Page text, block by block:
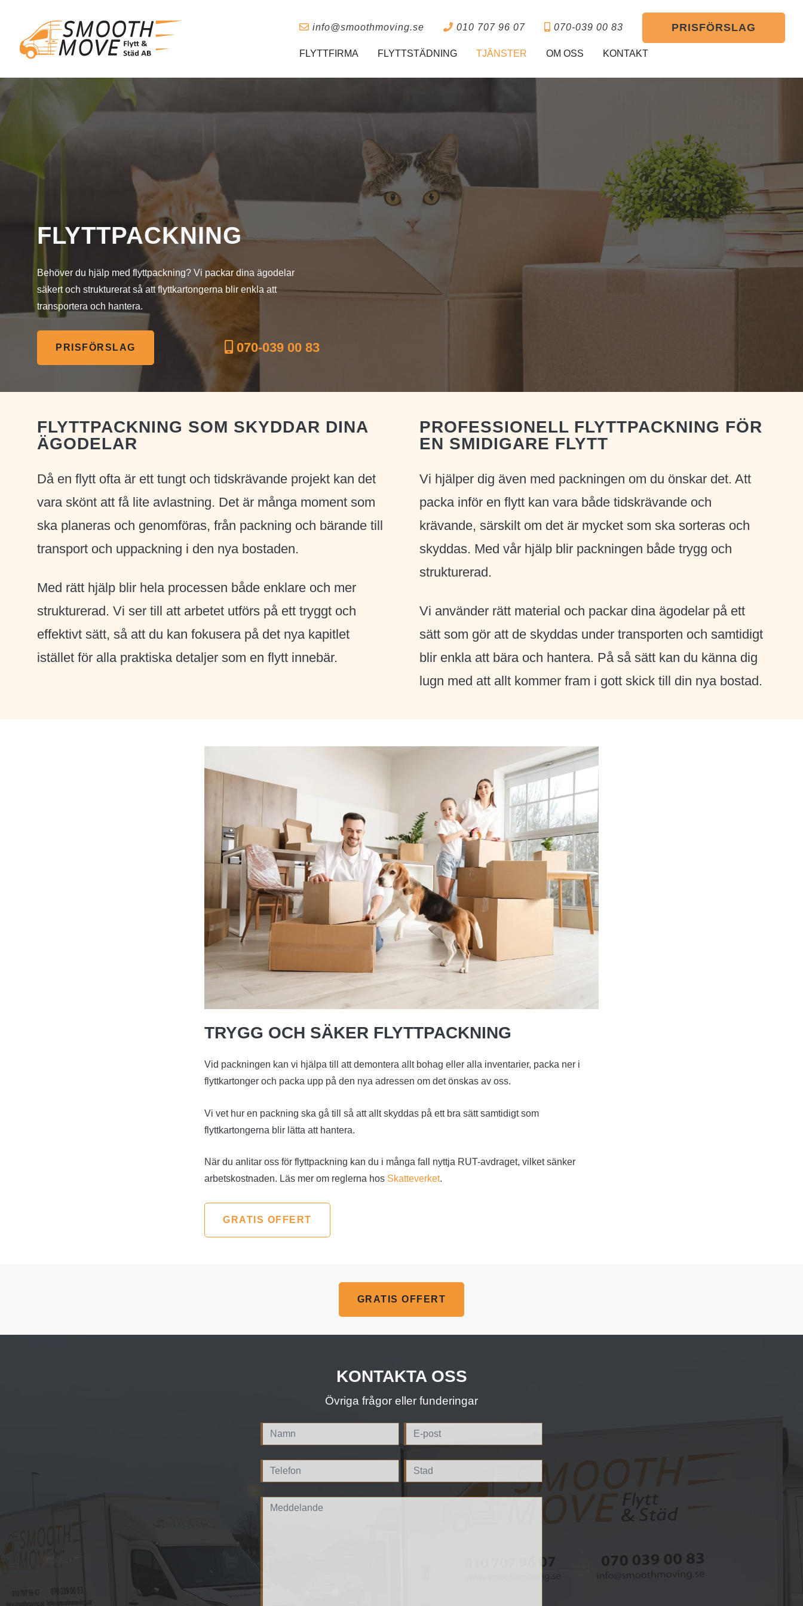
info@smoothmoving.se 010 707 96 07 070-039 00 83 PRISFÖRSLAG
FLYTTFIRMA FLYTTSTÄDNING TJÄNSTER OM OSS KONTAKT
FLYTTPACKNING
Behöver du hjälp med flyttpackning? Vi packar dina ägodelar
säkert och strukturerat så att flyttkartongerna blir enkla att
transportera och hantera.
PRISFÖRSLAG 070-039 00 83
FLYTTPACKNING SOM SKYDDAR DINA
ÄGODELAR
Då en flytt ofta är ett tungt och tidskrävande projekt kan det
vara skönt att få lite avlastning. Det är många moment som
ska planeras och genomföras, från packning och bärande till
transport och uppackning i den nya bostaden.
Med rätt hjälp blir hela processen både enklare och mer
strukturerad. Vi ser till att arbetet utförs på ett tryggt och
effektivt sätt, så att du kan fokusera på det nya kapitlet
istället för alla praktiska detaljer som en flytt innebär.
PROFESSIONELL FLYTTPACKNING FÖR
EN SMIDIGARE FLYTT
Vi hjälper dig även med packningen om du önskar det. Att
packa inför en flytt kan vara både tidskrävande och
krävande, särskilt om det är mycket som ska sorteras och
skyddas. Med vår hjälp blir packningen både trygg och
strukturerad.
Vi använder rätt material och packar dina ägodelar på ett
sätt som gör att de skyddas under transporten och samtidigt
blir enkla att bära och hantera. På så sätt kan du känna dig
lugn med att allt kommer fram i gott skick till din nya bostad.
TRYGG OCH SÄKER FLYTTPACKNING
Vid packningen kan vi hjälpa till att demontera allt bohag eller alla inventarier, packa ner i
flyttkartonger och packa upp på den nya adressen om det önskas av oss.
Vi vet hur en packning ska gå till så att allt skyddas på ett bra sätt samtidigt som
flyttkartongerna blir lätta att hantera.
När du anlitar oss för flyttpackning kan du i många fall nyttja RUT-avdraget, vilket sänker
arbetskostnaden. Läs mer om reglerna hos Skatteverket.
GRATIS OFFERT
GRATIS OFFERT
KONTAKTA OSS
Övriga frågor eller funderingar